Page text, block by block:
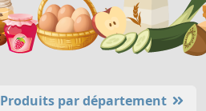
Produits par département